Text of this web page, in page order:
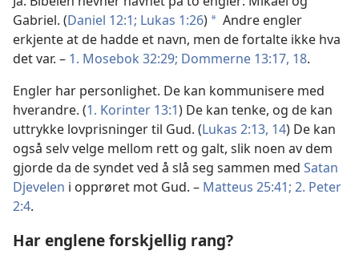
Gabriel. (Daniel 12:1; Lukas 1:26) a Andre engler
erkjente at de hadde et navn, men de fortalte ikke hva
det var. – 1. Mosebok 32:29; Dommerne 13:17, 18.
Engler har personlighet. De kan kommunisere med
hverandre. (1. Korinter 13:1) De kan tenke, og de kan
uttrykke lovprisninger til Gud. (Lukas 2:13, 14) De kan
også selv velge mellom rett og galt, slik noen av dem
gjorde da de syndet ved å slå seg sammen med Satan
Djevelen i opprøret mot Gud. – Matteus 25:41; 2. Peter
2:4.
Har englene forskjellig rang?